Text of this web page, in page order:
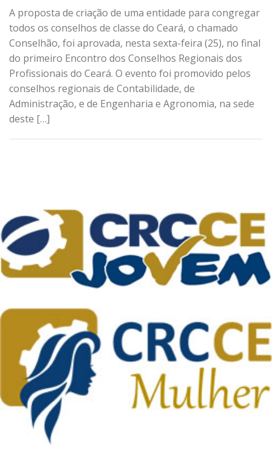
A proposta de criação de uma entidade para congregar
todos os conselhos de classe do Ceará, o chamado
Conselhão, foi aprovada, nesta sexta-feira (25), no final
do primeiro Encontro dos Conselhos Regionais dos
Profissionais do Ceará. O evento foi promovido pelos
conselhos regionais de Contabilidade, de
Administração, e de Engenharia e Agronomia, na sede
deste […]